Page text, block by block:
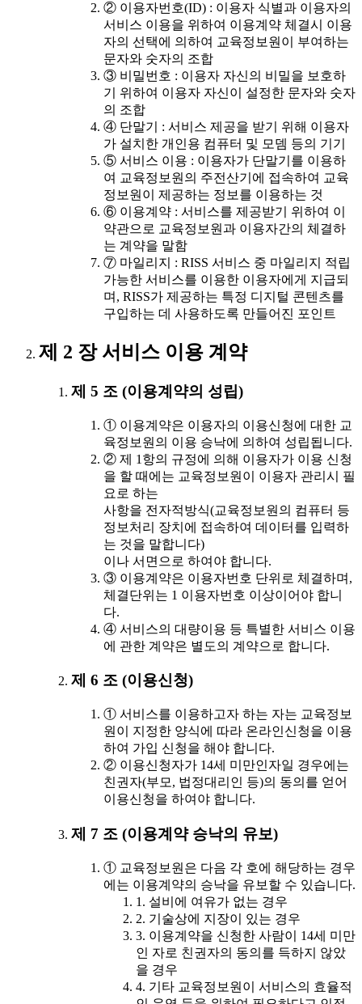
② 이용자번호(ID) : 이용자 식별과 이용자의
서비스 이용을 위하여 이용계약 체결시 이용
자의 선택에 의하여 교육정보원이 부여하는
문자와 숫자의 조합
③ 비밀번호 : 이용자 자신의 비밀을 보호하
기 위하여 이용자 자신이 설정한 문자와 숫자
의 조합
④ 단말기 : 서비스 제공을 받기 위해 이용자
가 설치한 개인용 컴퓨터 및 모뎀 등의 기기
⑤ 서비스 이용 : 이용자가 단말기를 이용하
여 교육정보원의 주전산기에 접속하여 교육
정보원이 제공하는 정보를 이용하는 것
⑥ 이용계약 : 서비스를 제공받기 위하여 이
약관으로 교육정보원과 이용자간의 체결하
는 계약을 말함
⑦ 마일리지 : RISS 서비스 중 마일리지 적립
가능한 서비스를 이용한 이용자에게 지급되
며, RISS가 제공하는 특정 디지털 콘텐츠를
구입하는 데 사용하도록 만들어진 포인트
제 2 장 서비스 이용 계약
제 5 조 (이용계약의 성립)
① 이용계약은 이용자의 이용신청에 대한 교
육정보원의 이용 승낙에 의하여 성립됩니다.
② 제 1항의 규정에 의해 이용자가 이용 신청
을 할 때에는 교육정보원이 이용자 관리시 필
요로 하는
사항을 전자적방식(교육정보원의 컴퓨터 등
정보처리 장치에 접속하여 데이터를 입력하
는 것을 말합니다)
이나 서면으로 하여야 합니다.
③ 이용계약은 이용자번호 단위로 체결하며,
체결단위는 1 이용자번호 이상이어야 합니
다.
④ 서비스의 대량이용 등 특별한 서비스 이용
에 관한 계약은 별도의 계약으로 합니다.
제 6 조 (이용신청)
① 서비스를 이용하고자 하는 자는 교육정보
원이 지정한 양식에 따라 온라인신청을 이용
하여 가입 신청을 해야 합니다.
② 이용신청자가 14세 미만인자일 경우에는
친권자(부모, 법정대리인 등)의 동의를 얻어
이용신청을 하여야 합니다.
제 7 조 (이용계약 승낙의 유보)
① 교육정보원은 다음 각 호에 해당하는 경우
에는 이용계약의 승낙을 유보할 수 있습니다.
1. 설비에 여유가 없는 경우
2. 기술상에 지장이 있는 경우
3. 이용계약을 신청한 사람이 14세 미만
인 자로 친권자의 동의를 득하지 않았
을 경우
4. 기타 교육정보원이 서비스의 효율적